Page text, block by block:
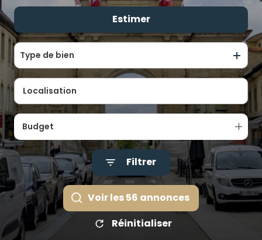
ALERTE
ÉQUIPE
CONTACT
De l'immo pro
Estimer
Type de bien
Budget
Filtrer
Voir les56 annonces
Réinitialiser